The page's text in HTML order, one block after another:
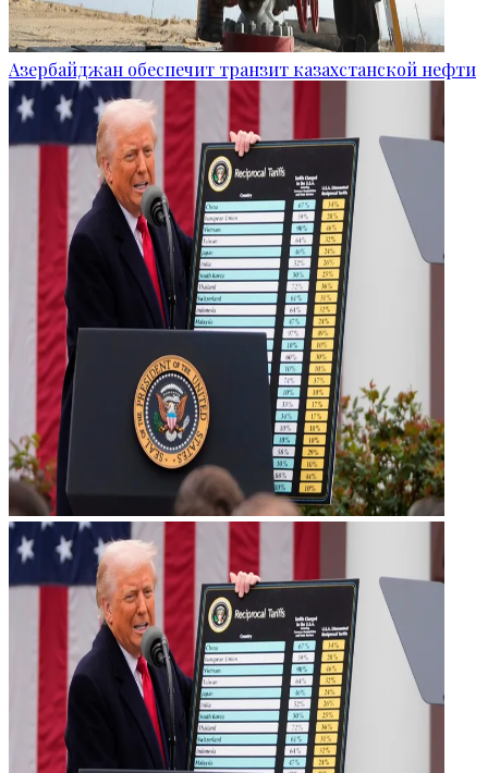
Азербайджан обеспечит транзит казахстанской нефти